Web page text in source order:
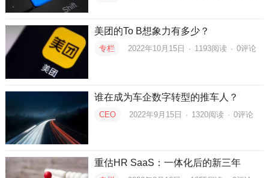
美团的To B想象力有多少？
专栏 2022年10月15日 · 1193阅读 · 0评论
谁在成为车企数字转型的推车人？
CEO 2022年9月15日 · 1320阅读 · 0评论
重估HR SaaS：一体化后的新三年